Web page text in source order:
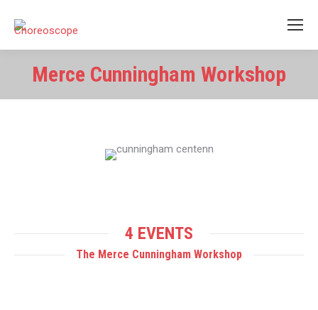
Merce Cunningham Workshop
Estás aquí:
4 EVENTS
The Merce Cunningham Workshop